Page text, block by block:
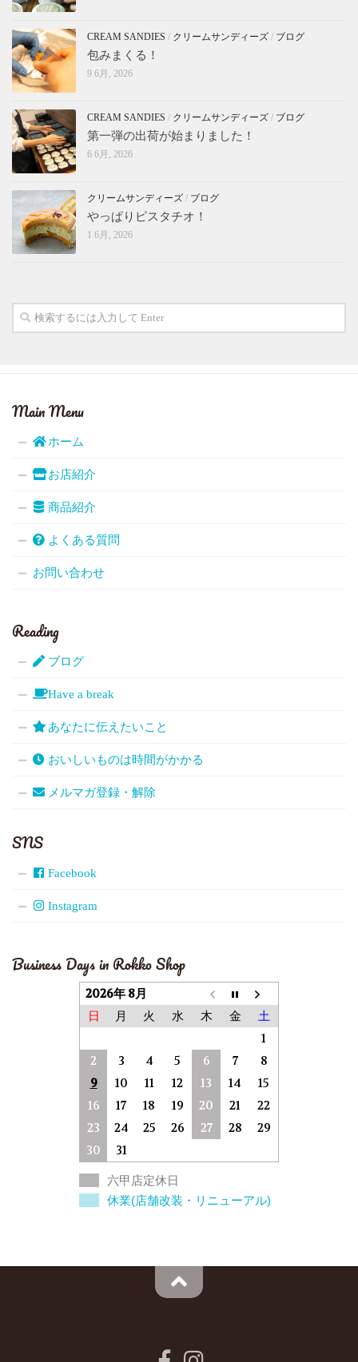
CREAM SANDIES / クリームサンディーズ / ブログ
包みまくる！
9 6月, 2026
CREAM SANDIES / クリームサンディーズ / ブログ
第一弾の出荷が始まりました！
6 6月, 2026
クリームサンディーズ / ブログ
やっぱりピスタチオ！
1 6月, 2026
Main Menu
ホーム
お店紹介
商品紹介
よくある質問
お問い合わせ
Reading
ブログ
Have a break
あなたに伝えたいこと
おいしいものは時間がかかる
メルマガ登録・解除
SNS
Facebook
Instagram
Business Days in Rokko Shop
2026年 8月
日 月 火 水 木 金 土
1
2
3 4 5 6 7
8
9
10 11 12 13 14
15
16
17 18 19 20 21
22
23
24 25 26 27 28
29
30
31
六甲店定休日
休業(店舗改装・リニューアル)